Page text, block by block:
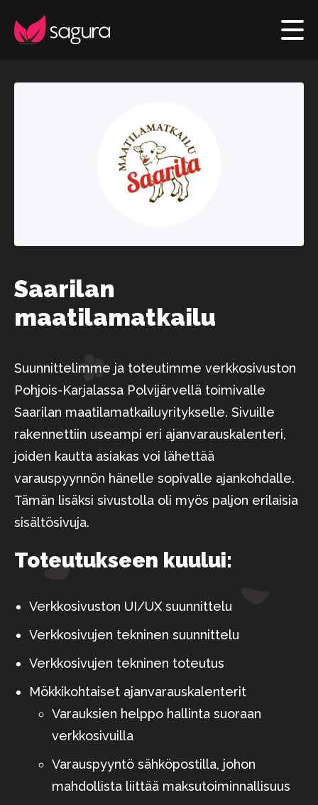
Saarilan
maatilamatkailu
Suunnittelimme ja toteutimme verkkosivuston
Pohjois-Karjalassa Polvijärvellä toimivalle
Saarilan maatilamatkailuyritykselle. Sivuille
rakennettiin useampi eri ajanvarauskalenteri,
joiden kautta asiakas voi lähettää
varauspyynnön hänelle sopivalle ajankohdalle.
Tämän lisäksi sivustolla oli myös paljon erilaisia
sisältösivuja.
Toteutukseen kuului:
Verkkosivuston UI/UX suunnittelu
Verkkosivujen tekninen suunnittelu
Verkkosivujen tekninen toteutus
Mökkikohtaiset ajanvarauskalenterit
Varauksien helppo hallinta suoraan
verkkosivuilla
Varauspyyntö sähköpostilla, johon
mahdollista liittää maksutoiminnallisuus